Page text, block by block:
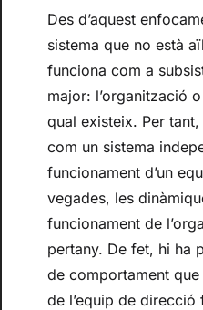
Des d’aquest
sistema que no està
funciona com a
major: l’organització
qual existeix. Per tant,
com un sistema
funcionament d’un
vegades, les
funcionament de
pertany. De fet, hi ha
de comportament
de l’equip de direcció